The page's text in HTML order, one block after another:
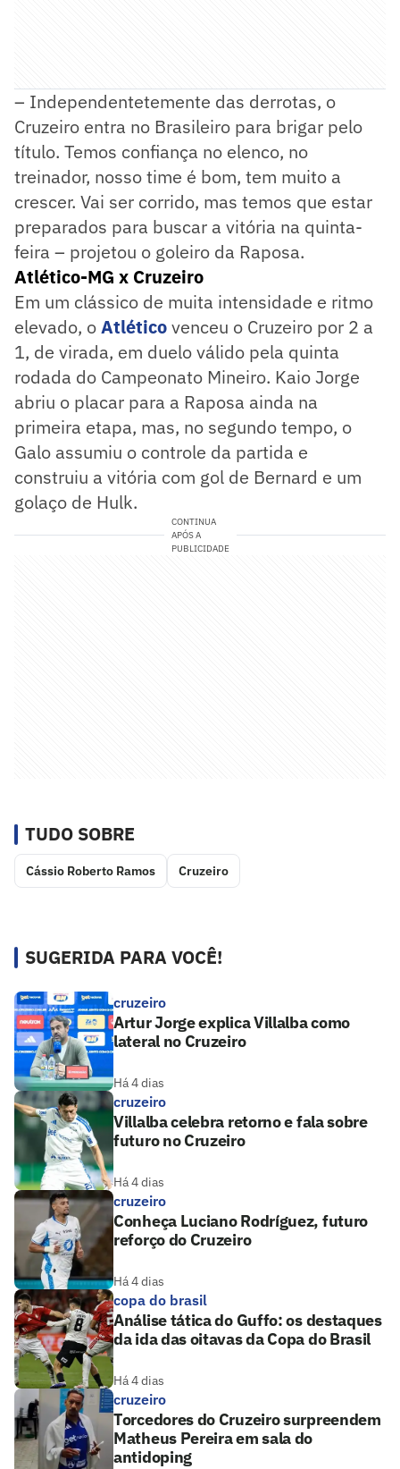
– Independentetemente das derrotas, o
Cruzeiro entra no Brasileiro para brigar pelo
título. Temos confiança no elenco, no
treinador, nosso time é bom, tem muito a
crescer. Vai ser corrido, mas temos que estar
preparados para buscar a vitória na quinta-
feira – projetou o goleiro da Raposa.
Atlético-MG x Cruzeiro
Em um clássico de muita intensidade e ritmo
elevado, oAtléticovenceu o Cruzeiro por 2 a
1, de virada, em duelo válido pela quinta
rodada do Campeonato Mineiro. Kaio Jorge
abriu o placar para a Raposa ainda na
primeira etapa, mas, no segundo tempo, o
Galo assumiu o controle da partida e
construiu a vitória com gol de Bernard e um
golaço de Hulk.
CONTINUA
APÓS A
PUBLICIDADE
TUDO SOBRE
Cássio Roberto Ramos Cruzeiro
SUGERIDA PARA VOCÊ!
cruzeiro
Artur Jorge explica Villalba como
lateral no Cruzeiro
Há 4 dias
cruzeiro
Villalba celebra retorno e fala sobre
futuro no Cruzeiro
Há 4 dias
cruzeiro
Conheça Luciano Rodríguez, futuro
reforço do Cruzeiro
Há 4 dias
copa do brasil
Análise tática do Guffo: os destaques
da ida das oitavas da Copa do Brasil
Há 4 dias
cruzeiro
Torcedores do Cruzeiro surpreendem
Matheus Pereira em sala do
antidoping